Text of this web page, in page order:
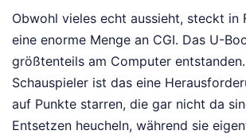
Obwohl vieles echt aussieht, steckt in
eine enorme Menge an CGI. Das U-
größtenteils am Computer
Schauspieler ist das eine
auf Punkte starren, die gar nicht da
Entsetzen heucheln, während sie